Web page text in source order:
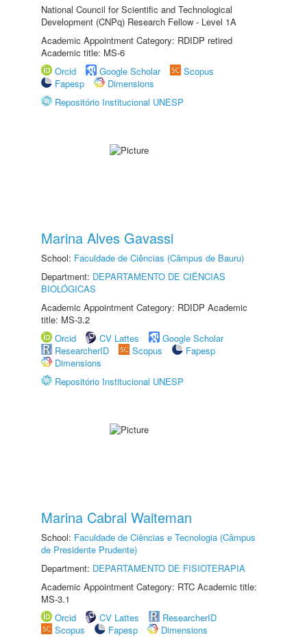
National Council for Scientific and Technological
Development (CNPq) Research Fellow - Level 1A
Academic Appointment Category: RDIDP retired
Academic title: MS-6
Orcid
Google Scholar
Scopus
Fapesp
Dimensions
Repositório Institucional UNESP
Marina Alves Gavassi
School: Faculdade de Ciências (Câmpus de Bauru)
Department: DEPARTAMENTO DE CIÊNCIAS
BIOLÓGICAS
Academic Appointment Category: RDIDP Academic
title: MS-3.2
Orcid
CV Lattes
Google Scholar
ResearcherID
Scopus
Fapesp
Dimensions
Repositório Institucional UNESP
Marina Cabral Waiteman
School: Faculdade de Ciências e Tecnologia (Câmpus
de Presidente Prudente)
Department: DEPARTAMENTO DE FISIOTERAPIA
Academic Appointment Category: RTC Academic title:
MS-3.1
Orcid
CV Lattes
ResearcherID
Scopus
Fapesp
Dimensions